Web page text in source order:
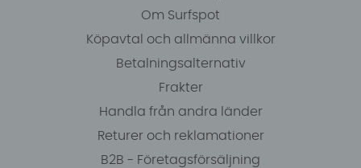
Om Surfspot
Köpavtal och allmänna villkor
Betalningsalternativ
Frakter
Handla från andra länder
Returer och reklamationer
B2B - Företagsförsäljning